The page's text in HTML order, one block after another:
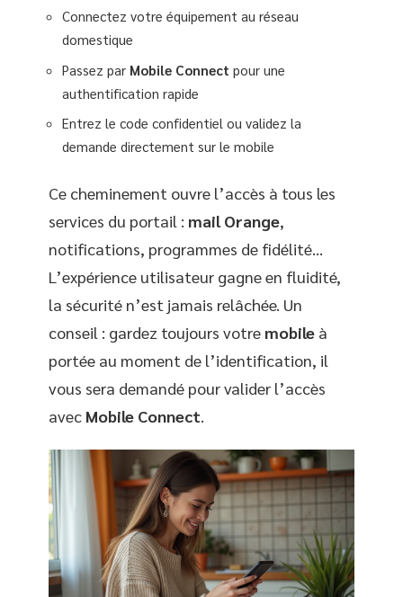
Connectez votre équipement au réseau
domestique
Passez par Mobile Connect pour une
authentification rapide
Entrez le code confidentiel ou validez la
demande directement sur le mobile
Ce cheminement ouvre l’accès à tous les
services du portail : mail Orange,
notifications, programmes de fidélité…
L’expérience utilisateur gagne en fluidité,
la sécurité n’est jamais relâchée. Un
conseil : gardez toujours votre mobile à
portée au moment de l’identification, il
vous sera demandé pour valider l’accès
avec Mobile Connect